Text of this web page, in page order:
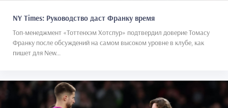
NY Times: Руководство даст Франку время
Топ-менеджмент «Тоттенхэм Хотспур» подтвердил доверие Томасу
Франку после обсуждений на самом высоком уровне в клубе, как
пишет для New...